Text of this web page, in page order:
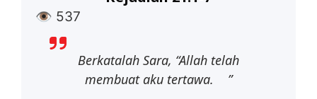
👁 537
Berkatalah Sara, “Allah telah
membuat aku tertawa. ”